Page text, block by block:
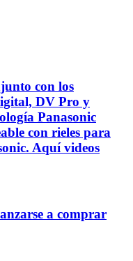
con los
DV Pro y
Panasonic
con rieles para
Aquí videos
a comprar